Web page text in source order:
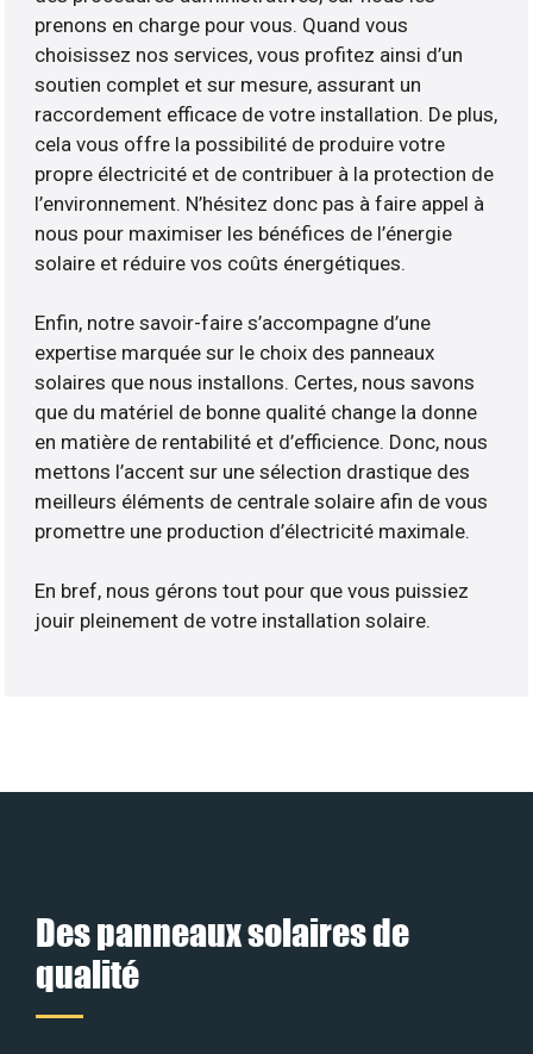
prenons en charge pour vous. Quand vous
choisissez nos services, vous profitez ainsi d’un
soutien complet et sur mesure, assurant un
raccordement efficace de votre installation. De plus,
cela vous offre la possibilité de produire votre
propre électricité et de contribuer à la protection de
l’environnement. N’hésitez donc pas à faire appel à
nous pour maximiser les bénéfices de l’énergie
solaire et réduire vos coûts énergétiques.
Enfin, notre savoir-faire s’accompagne d’une
expertise marquée sur le choix des panneaux
solaires que nous installons. Certes, nous savons
que du matériel de bonne qualité change la donne
en matière de rentabilité et d’efficience. Donc, nous
mettons l’accent sur une sélection drastique des
meilleurs éléments de centrale solaire afin de vous
promettre une production d’électricité maximale.
En bref, nous gérons tout pour que vous puissiez
jouir pleinement de votre installation solaire.
Des panneaux solaires de
qualité